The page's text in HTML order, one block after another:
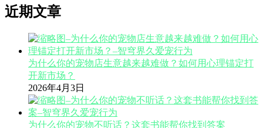
近期文章
为什么你的宠物店生意越来越难做？如何用心理锚定打
开新市场？
2026年4月3日
为什么你的宠物不听话？这套书能帮你找到答案